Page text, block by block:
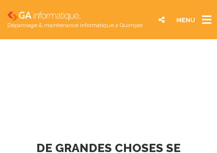
Dépannage & maintenance informatique à Quimper
MENU
DE GRANDES CHOSES SE